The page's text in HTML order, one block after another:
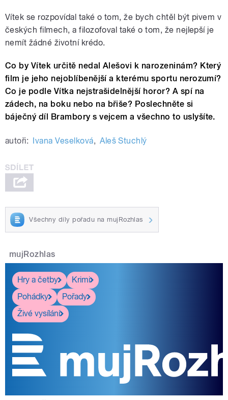
Vítek se rozpovídal také o tom, že bych chtěl být pivem v
českých filmech, a filozofoval také o tom, že nejlepší je
nemít žádné životní krédo.
Co by Vítek určitě nedal Alešovi k narozeninám? Který
film je jeho nejoblíbenější a kterému sportu nerozumí?
Co je podle Vítka nejstrašidelnější horor? A spí na
zádech, na boku nebo na břiše? Poslechněte si
báječný díl Brambory s vejcem a všechno to uslyšíte.
autoři: Ivana Veselková, Aleš Stuchlý
Všechny díly pořadu na mujRozhlas
mujRozhlas
Hry a četby
Krimi
Pohádky
Pořady
Živé vysílání